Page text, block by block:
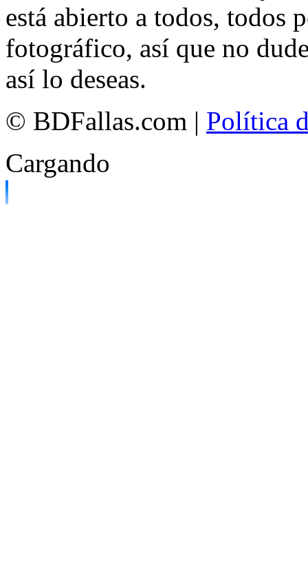
está abierto a todos, todos
fotográfico, así que no
así lo deseas.
© BDFallas.com | Política
Cargando